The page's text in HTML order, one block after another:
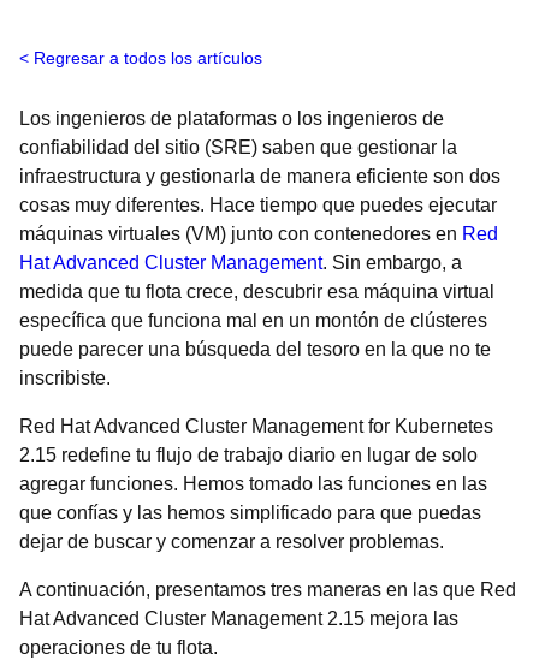
Regresar a todos los artículos
Los ingenieros de plataformas o los ingenieros de
confiabilidad del sitio (SRE) saben que gestionar la
infraestructura y gestionarla de manera eficiente son dos
cosas muy diferentes. Hace tiempo que puedes ejecutar
máquinas virtuales (VM) junto con contenedores en Red
Hat Advanced Cluster Management. Sin embargo, a
medida que tu flota crece, descubrir esa máquina virtual
específica que funciona mal en un montón de clústeres
puede parecer una búsqueda del tesoro en la que no te
inscribiste.
Red Hat Advanced Cluster Management for Kubernetes
2.15 redefine tu flujo de trabajo diario en lugar de solo
agregar funciones. Hemos tomado las funciones en las
que confías y las hemos simplificado para que puedas
dejar de buscar y comenzar a resolver problemas.
A continuación, presentamos tres maneras en las que Red
Hat Advanced Cluster Management 2.15 mejora las
operaciones de tu flota.